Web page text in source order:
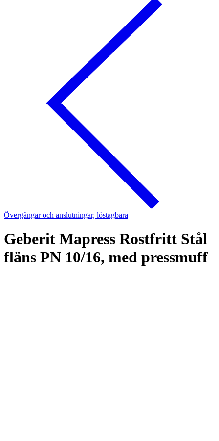
Övergångar och anslutningar, löstagbara
Geberit Mapress Rostfritt Stål
fläns PN 10/16, med pressmuff